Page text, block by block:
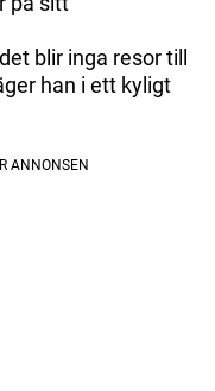
blir inga resor till
han i ett kyligt